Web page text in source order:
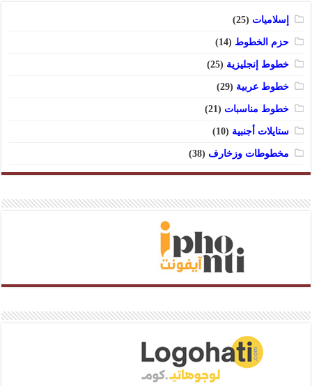
إسلاميات (25)
حزم الخطوط (14)
خطوط إنجليزية (25)
خطوط عربية (29)
خطوط مناسبات (21)
ستايلات أجنبية (10)
مخطوطات وزخارف (38)